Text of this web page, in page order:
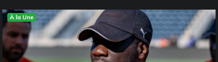
À la Une